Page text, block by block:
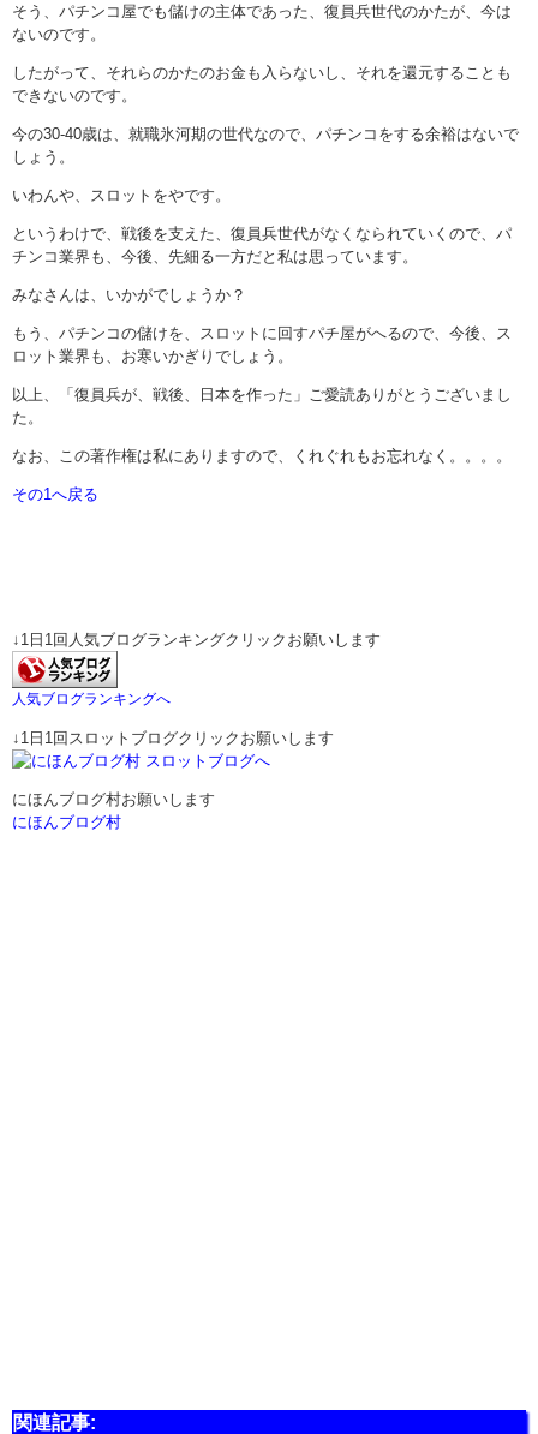
そう、パチンコ屋でも儲けの主体であった、復員兵世代のかたが、今は
ないのです。
したがって、それらのかたのお金も入らないし、それを還元することも
できないのです。
今の30-40歳は、就職氷河期の世代なので、パチンコをする余裕はないで
しょう。
いわんや、スロットをやです。
というわけで、戦後を支えた、復員兵世代がなくなられていくので、パ
チンコ業界も、今後、先細る一方だと私は思っています。
みなさんは、いかがでしょうか？
もう、パチンコの儲けを、スロットに回すパチ屋がへるので、今後、ス
ロット業界も、お寒いかぎりでしょう。
以上、「復員兵が、戦後、日本を作った」ご愛読ありがとうございまし
た。
なお、この著作権は私にありますので、くれぐれもお忘れなく。。。。
その1へ戻る
↓1日1回人気ブログランキングクリックお願いします
人気ブログランキングへ
↓1日1回スロットブログクリックお願いします
にほんブログ村お願いします
にほんブログ村
関連記事: